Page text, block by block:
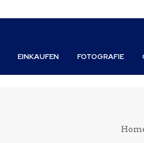
EINKAUFEN FOTOGRAFIE